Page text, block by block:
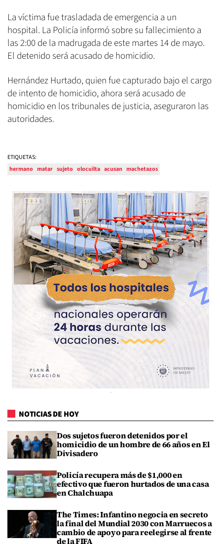
La víctima fue trasladada de emergencia a un
hospital. La Policía informó sobre su fallecimiento a
las 2:00 de la madrugada de este martes 14 de mayo.
El detenido será acusado de homicidio.
Hernández Hurtado, quien fue capturado bajo el cargo
de intento de homicidio, ahora será acusado de
homicidio en los tribunales de justicia, aseguraron las
autoridades.
ETIQUETAS:
hermano matar sujeto olocuilta acusan machetazos
NOTICIAS DE HOY
Dos sujetos fueron detenidos por el
homicidio de un hombre de 66 años en El
Divisadero
Policía recupera más de $1,000 en
efectivo que fueron hurtados de una casa
en Chalchuapa
The Times: Infantino negocia en secreto
la final del Mundial 2030 con Marruecos a
cambio de apoyo para reelegirse al frente
de la FIFA